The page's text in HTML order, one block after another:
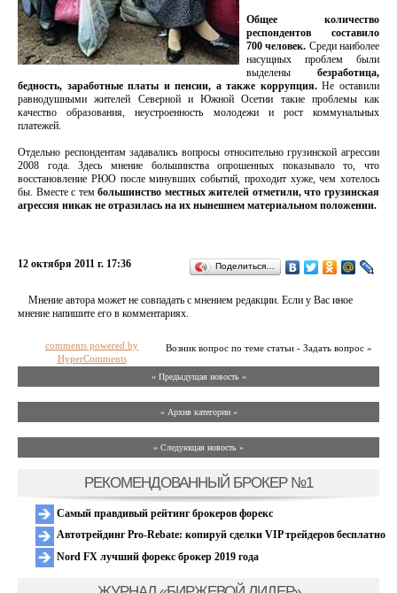
Общее количество
респондентов составило
700 человек. Среди наиболее
насущных проблем были
выделены безработица,
бедность, заработные платы и пенсии, а также коррупция.Не оставили
равнодушными жителей Северной и Южной Осетии такие проблемы как
качество образования, неустроенность молодежи и рост коммунальных
платежей.
Отдельно респондентам задавались вопросы относительно грузинской агрессии
2008 года. Здесь мнение большинства опрошенных показывало то, что
восстановление РЮО после минувших событий, проходит хуже, чем хотелось
бы. Вместе с тембольшинство местных жителей отметили, что грузинская
агрессия никак не отразилась на их нынешнем материальном положении.
12 октября 2011 г. 17:36 Поделиться…
Мнение автора может не совпадать с мнением редакции. Если у Вас иное
мнение напишите его в комментариях.
Возник вопрос по теме статьи - Задать вопрос »
comments powered by
HyperComments
« Предыдущая новость «
» Архив категории «
» Следующая новость »
РЕКОМЕНДОВАННЫЙ БРОКЕР №1
Самый правдивый рейтинг брокеров форекс
Автотрейдинг Pro-Rebate: копируй сделки VIP трейдеров бесплатно
Nord FX лучший форекс брокер 2019 года